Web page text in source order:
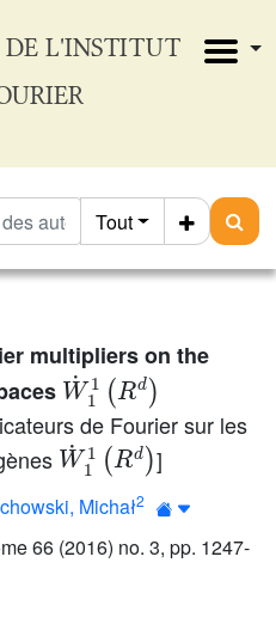
DE L'INSTITUT
Tout
multipliers on the
W˙11(Rd)
de Fourier sur les
W˙11(Rd)
]
Michał2
66 (2016) no. 3, pp. 1247-